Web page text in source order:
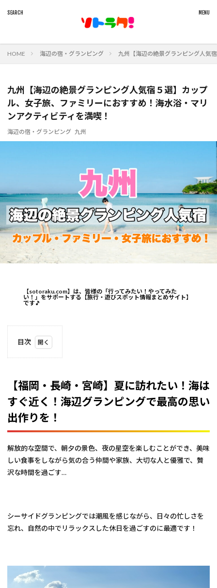
HOME 海辺の宿・グランピング 九州【海辺の絶景グランピング人気
九州【海辺の絶景グランピング人気宿５選】カップ
ル、女子旅、ファミリーにおすすめ！海水浴・マリ
ンアクティビティを満喫！
海辺の宿・グランピング 九州
【sotoraku.com】は、皆様の「行ってみたい！やってみた
い！」をサポートする【旅行・遊びスポット情報まとめサイト】
です🎵
目次
長
崎・
宮
崎】
夏に
訪れ
た
海は
すぐ
近
く！
ング
で最
高の
を！
2
【福岡・長崎・宮崎】夏に訪れたい！海は
すぐ近く！海辺グランピングで最高の思い
出作りを！
解放的な空間で、朝夕の景色、夜の星空を楽しむことができ、美味
しい食事をしながら気の合う仲間や家族、大切な人と優雅で、贅
沢な時間を過ごす…
シーサイドグランピングでは潮風を感じながら、日々の忙しさを
忘れ、自然の中でリラックスした休日を過ごすのに最適です！